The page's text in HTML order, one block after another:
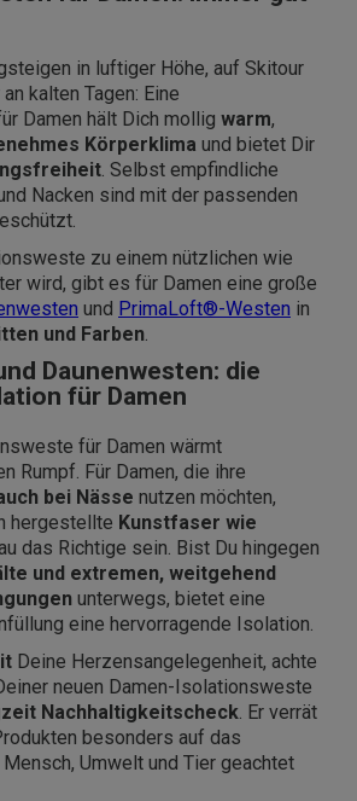
in luftiger Höhe, auf Skitour
kalten Tagen: Eine
Damen hält Dich mollig warm,
Körperklima und bietet Dir
. Selbst empfindliche
Nacken sind mit der passenden
zu einem nützlichen wie
wird, gibt es für Damen eine große
und PrimaLoft®-Westen in
und Farben
Daunenwesten: die
für Damen
für Damen wärmt
Rumpf. Für Damen, die ihre
bei Nässe nutzen möchten,
hergestellte Kunstfaser wie
das Richtige sein. Bist Du hingegen
und extremen, weitgehend
unterwegs, bietet eine
eine hervorragende Isolation.
Deine Herzensangelegenheit, achte
neuen Damen-Isolationsweste
Nachhaltigkeitscheck . Er verrät
besonders auf das
Umwelt und Tier geachtet